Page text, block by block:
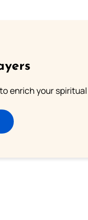
enrich your